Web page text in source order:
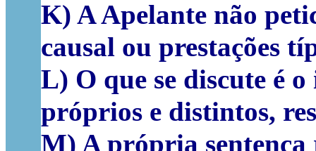
K) A Apelante não
causal ou prestações
L) O que se discute é
próprios e distintos,
M) A própria sentença